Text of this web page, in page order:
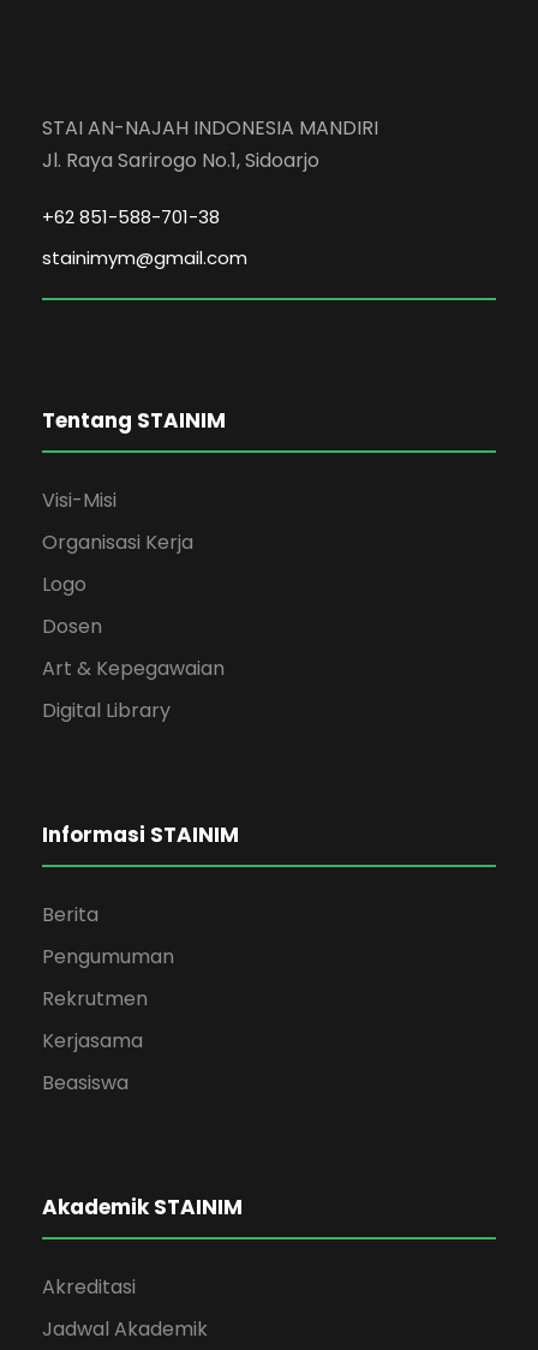
STAI AN-NAJAH INDONESIA MANDIRI
Jl. Raya Sarirogo No.1, Sidoarjo
+62 851-588-701-38
stainimym@gmail.com
Tentang STAINIM
Visi-Misi
Organisasi Kerja
Logo
Dosen
Art & Kepegawaian
Digital Library
Informasi STAINIM
Berita
Pengumuman
Rekrutmen
Kerjasama
Beasiswa
Akademik STAINIM
Akreditasi
Jadwal Akademik